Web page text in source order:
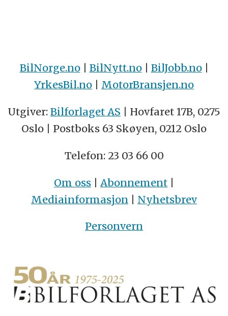
BilNorge.no| BilNytt.no| BilJobb.no|
YrkesBil.no | MotorBransjen.no
Utgiver: Bilforlaget AS | Hovfaret 17B, 0275
Oslo | Postboks 63 Skøyen, 0212 Oslo
Telefon: 23 03 66 00
Om oss | Abonnement |
Mediainformasjon | Nyhetsbrev
Personvern